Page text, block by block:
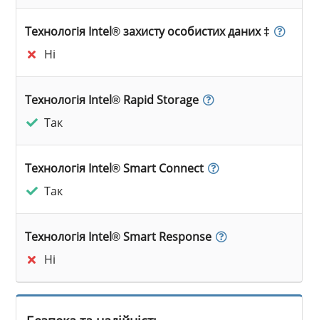
Технологія Intel® захисту особистих даних ‡
Ні
Технологія Intel® Rapid Storage
Так
Технологія Intel® Smart Connect
Так
Технологія Intel® Smart Response
Ні